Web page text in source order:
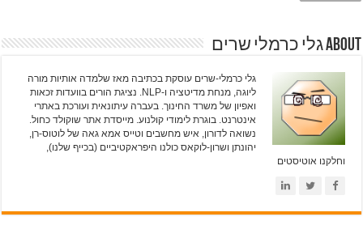
About גלי כרמלי שרים
גלי כרמלי-שרים עוסקת בכתיבה מאז שלמדה אותיות מורה
ליוגה, מנחת מדיטציה ו-NLP. נציגת הורים בוועדות זכאות
ואפיון של משרד החינוך. בעברה עיתונאית ועורכת באתרי
אינטרנט. בוגרת לימודי קולנוע. מייסדת אתר שוקולד כחול.
נשואה לדורון, איש מחשבים וטייס אמא גאה של לוטוס-רן,
יהונתן ושרון-לוקאס כולנו היפראקטיביים (בכייף שלנו),
וחלקנו אוטיסטים